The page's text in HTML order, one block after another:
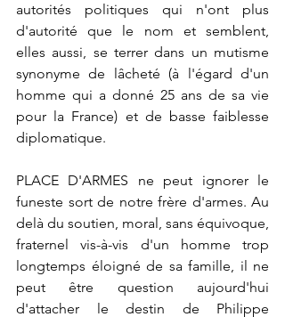
autorités politiques qui n'ont plus
d'autorité que le nom et semblent,
elles aussi, se terrer dans un mutisme
synonyme de lâcheté (à l'égard d'un
homme qui a donné 25 ans de sa vie
pour la France) et de basse faiblesse
diplomatique.
PLACE D'ARMES ne peut ignorer le
funeste sort de notre frère d'armes. Au
delà du soutien, moral, sans équivoque,
fraternel vis-à-vis d'un homme trop
longtemps éloigné de sa famille, il ne
peut être question aujourd'hui
d'attacher le destin de Philippe